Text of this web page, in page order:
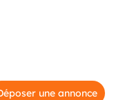
une annonce